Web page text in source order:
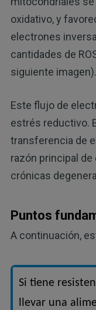
oxidativo, y
electrones
cantidades de
siguiente imagen).
Este flujo de
estrés reductivo.
transferencia de
razón principal
crónicas
Puntos
A continuación,
Si tiene
llevar una